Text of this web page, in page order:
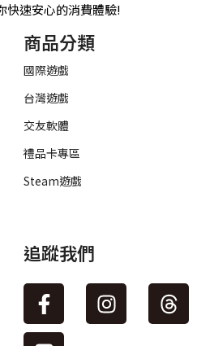
快速安心的消費體驗!
商品分類
國際遊戲
台灣遊戲
交友軟體
禮品卡專區
Steam遊戲
追蹤我們